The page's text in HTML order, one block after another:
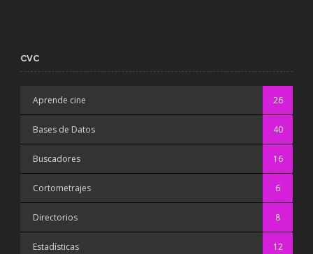
CVC
Aprende cine 26
Bases de Datos 40
Buscadores 16
Cortometrajes 6
Directorios 8
Estadísticas 12